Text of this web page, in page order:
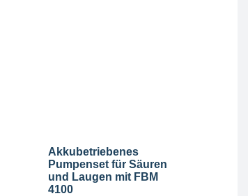
Akkubetriebenes
Pumpenset für Säuren
und Laugen mit FBM
4100